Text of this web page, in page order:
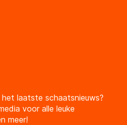
laatste schaatsnieuws?
voor alle leuke
meer!